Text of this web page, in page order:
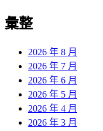
彙整
2026 年 8 月
2026 年 7 月
2026 年 6 月
2026 年 5 月
2026 年 4 月
2026 年 3 月